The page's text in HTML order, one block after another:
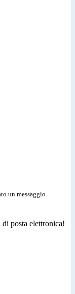
un messaggio
posta elettronica!